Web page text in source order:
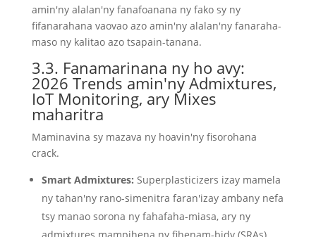
amin'ny alalan'ny fanafoanana ny fako sy ny
fifanarahana vaovao azo amin'ny alalan'ny fanaraha-
maso ny kalitao azo tsapain-tanana.
3.3. Fanamarinana ny ho avy:
2026 Trends amin'ny Admixtures,
IoT Monitoring, ary Mixes
maharitra
Maminavina sy mazava ny hoavin'ny fisorohana
crack.
Smart Admixtures: Superplasticizers izay mamela
ny tahan'ny rano-simenitra faran'izay ambany nefa
tsy manao sorona ny fahafaha-miasa, ary ny